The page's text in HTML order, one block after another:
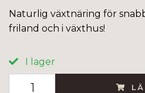
Naturlig växtnäring för
friland och i växthus!
I lager